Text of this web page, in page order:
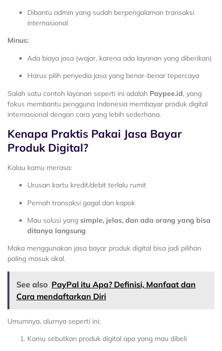
Dibantu admin yang sudah berpengalaman transaksi
internasional
Minus:
Ada biaya jasa (wajar, karena ada layanan yang diberikan)
Harus pilih penyedia jasa yang benar-benar tepercaya
Salah satu contoh layanan seperti ini adalah Paypee.id, yang
fokus membantu pengguna Indonesia membayar produk digital
internasional dengan cara yang lebih sederhana.
Kenapa Praktis Pakai Jasa Bayar
Produk Digital?
Kalau kamu merasa:
Urusan kartu kredit/debit terlalu rumit
Pernah transaksi gagal dan kapok
Mau solusi yang simple, jelas, dan ada orang yang bisa
ditanya langsung
Maka menggunakan jasa bayar produk digital bisa jadi pilihan
paling masuk akal.
See also PayPal itu Apa? Definisi, Manfaat dan
Cara mendaftarkan Diri
Umumnya, alurnya seperti ini:
Kamu sebutkan produk digital apa yang mau dibeli